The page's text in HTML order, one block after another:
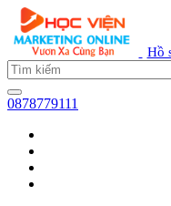
Hồ
0878779111